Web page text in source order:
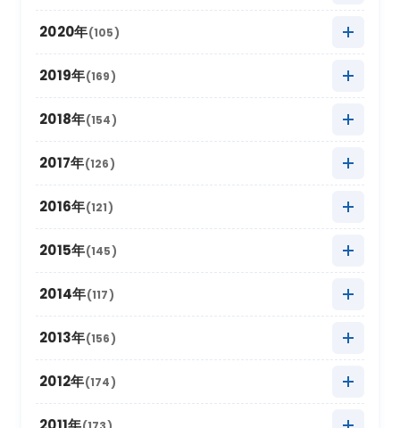
2025年7月 (16)
2025年6月 (8)
2025年5月 (22)
2025年4月
2025年3月
2025年2月 (6)
2024年9月 (12)
2024年7月 (18)
2024年6月 (6)
2024年5月 (18)
2024年4月
2024年3月
2024年2月 (5)
2023年10月
2023年9月 (11)
2023年7月 (12)
2023年6月 (6)
2023年5月 (21)
2023年4月
2023年3月
2023年2月 (8)
2022年11月
2022年10月
2022年9月 (12)
2022年7月 (9)
2022年6月 (2)
2022年5月 (11)
2022年4月
2022年3月
2022年2月 (6)
2021年12月 (3)
2021年11月
2021年10月
2021年9月 (5)
2021年7月 (9)
2021年6月 (6)
2021年5月 (9)
2021年4月
2021年3月
2021年2月 (7)
2020年(105)
2020年12月 (4)
2020年11月
2020年10月
2020年9月 (4)
2020年7月 (8)
2020年6月 (4)
2020年5月 (8)
2020年4月
2020年3月
2019年(169)
2019年12月 (9)
2019年11月
2019年10月
2019年9月 (12)
2019年7月 (16)
2019年6月 (4)
2019年5月 (20)
2019年4月
2018年(154)
2018年12月 (10)
2018年11月
2018年10月
2018年9月 (16)
2018年7月 (11)
2018年6月 (6)
2018年5月 (16)
2017年(126)
2017年12月 (7)
2017年11月
2017年10月
2017年9月 (6)
2017年7月 (11)
2016年(121)
2016年12月 (4)
2016年11月
2016年10月
2016年9月 (9)
2015年(145)
2015年12月 (4)
2015年11月
2015年10月
2015年9月 (15)
2014年(117)
2014年12月 (10)
2014年11月
2014年10月
2013年(156)
2013年12月 (8)
2013年11月
2012年(174)
2012年12月 (11)